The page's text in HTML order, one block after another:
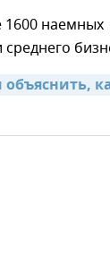
1600 наемных